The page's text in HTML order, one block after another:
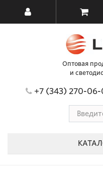
Оптовая
и
+7 (343) 270-06-